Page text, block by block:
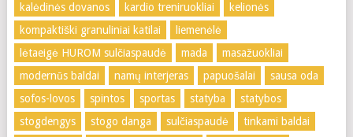
kalėdinės dovanos
kardio treniruokliai
kelionės
kompaktiški granuliniai katilai
liemenėlė
lėtaeigė HUROM sulčiaspaudė
mada
masažuokliai
modernūs baldai
namų interjeras papuošalai
sausa oda
sofos-lovos
spintos sportas statyba
statybos
stogdengys
stogo danga sulčiaspaudė
tinkami baldai